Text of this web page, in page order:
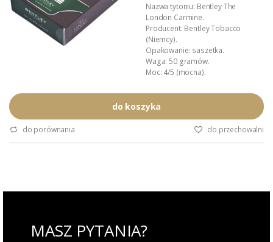
Nazwa tytoniu: Bentley The
London Carmine.
Producent: Bentley Tobacco
(Niemcy).
Opakowanie: saszetka.
Waga: 50 gramów.
Moc: 4/5 (mocna).
Stopień nawilżenia: 3/5 (średnio-
wilgotny).
Nakład: regularna produkcja.
do koszyka
do porównania do przechowalni
MASZ PYTANIA?